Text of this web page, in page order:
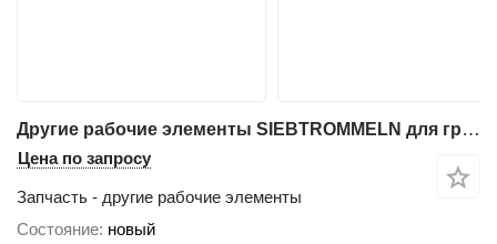
Другие рабочие элементы SIEBTROMMELN для грохота барабанного Doppstadt
Цена по запросу
Запчасть - другие рабочие элементы
Состояние новый